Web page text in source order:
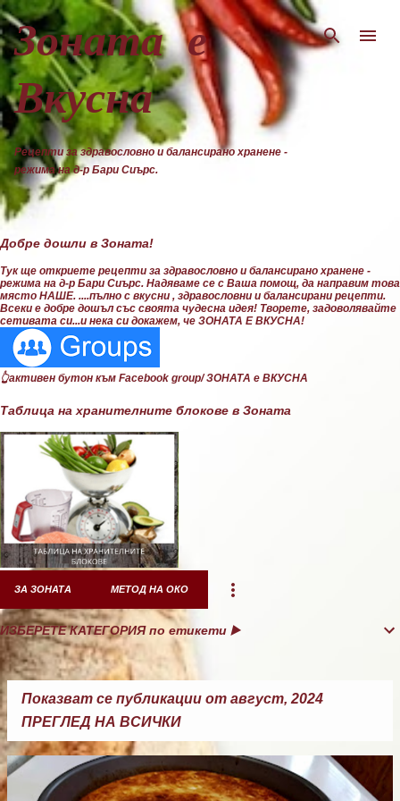
Пропускане към основното съдържание
Зоната е
Вкусна
Рецепти за здравословно и балансирано хранене -
режима на д-р Бари Сиърс.
Добре дошли в Зоната!
Тук ще откриете рецепти за здравословно и балансирано хранене -
режима на д-р Бари Сиърс. Надяваме се с Ваша помощ, да направим това
място НАШЕ. ....пълно с вкусни , здравословни и балансирани рецепти.
Всеки е добре дошъл със своята чудесна идея! Творете, задоволявайте
сетивата си...и нека си докажем, че ЗОНАТА Е ВКУСНА!
👆активен бутон към Facebook group/ ЗОНАТА е ВКУСНА
Таблица на хранителните блокове в Зоната
ЗА ЗОНАТА МЕТОД НА ОКО
ИЗБЕРЕТЕ КАТЕГОРИЯ по етикети ▶️
Показват се публикации от август, 2024
ПРЕГЛЕД НА ВСИЧКИ
П
у